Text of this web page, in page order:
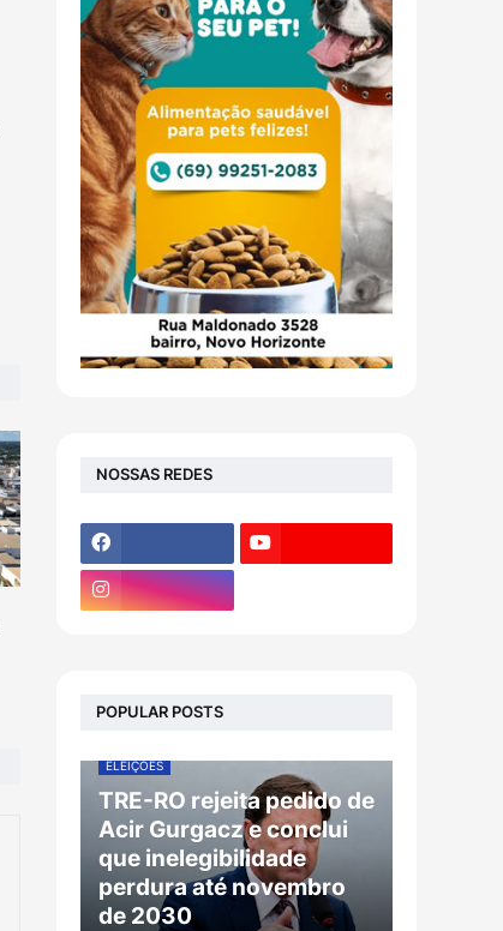
NOSSAS REDES
POPULAR POSTS
ELEIÇÕES
TRE-RO rejeita pedido de
Acir Gurgacz e conclui
que inelegibilidade
perdura até novembro
de 2030